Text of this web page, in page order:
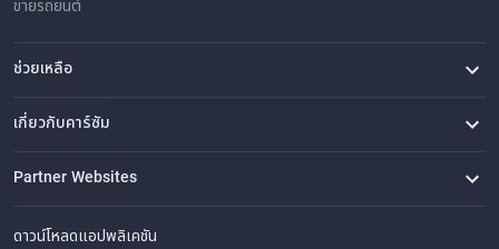
ขายรถยนต์
ช่วยเหลือ
คำถามที่พบบ่อย
ติดต่อเรา
ที่ตั้งของเรา
เกี่ยวกับคาร์ซัม
เรื่องราวของเรา
ซื้อรถจาก CARSOME
บทความ
การแจ้งเบาะแส
ร่วมงานกับเรา
Partner Websites
AutoFun
One2Car
AutoSpinn
CarTimes
ดาวน์โหลดแอปพลิเคชัน